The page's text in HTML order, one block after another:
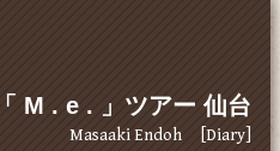
「 M . e . 」ツアー 仙台
Masaaki Endoh [Diary]